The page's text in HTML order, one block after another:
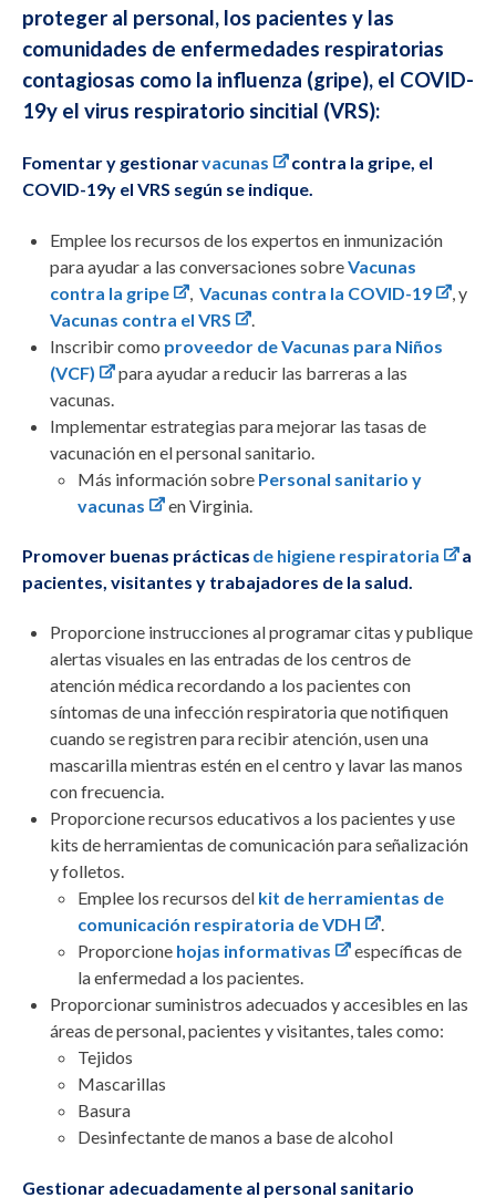
proteger al personal, los pacientes y las
comunidades de enfermedades respiratorias
contagiosas como la influenza (gripe), el COVID-
19y el virus respiratorio sincitial (VRS):
Fomentar y gestionarvacunas
contra la gripe, el
COVID-19y el VRS según se indique.
Emplee los recursos de los expertos en inmunización
para ayudar a las conversaciones sobreVacunas
contra la gripe
Vacunas contra la COVID-19
, y
Vacunas contra el VRS
Inscribir como proveedor de Vacunas para Niños
(VCF)
para ayudar a reducir las barreras a las
vacunas.
Implementar estrategias para mejorar las tasas de
vacunaciónen el personal sanitario.
Más información sobre Personal sanitario y
vacunas
en Virginia.
Promover buenas prácticas de higiene respiratoria
a
pacientes, visitantes y trabajadores de la salud.
Proporcione instrucciones al programar citas y publique
alertas visuales en las entradas de los centros de
atención médica recordando a los pacientes con
síntomas de una infección respiratoria que notifiquen
cuando se registren para recibir atención, usen una
mascarilla mientras estén en el centro y lavar las manos
con frecuencia.
Proporcione recursos educativos a los pacientes y use
kits de herramientas de comunicación para señalización
y folletos.
Emplee los recursos del kit de herramientas de
comunicación respiratoria de VDH
.
Proporcione hojas informativas
específicas de
la enfermedad a los pacientes.
Proporcionar suministros adecuados y accesibles en las
áreas de personal, pacientes y visitantes, tales como:
Tejidos
Mascarillas
Basura
Desinfectante de manos a base de alcohol
Gestionar adecuadamente al personal sanitario